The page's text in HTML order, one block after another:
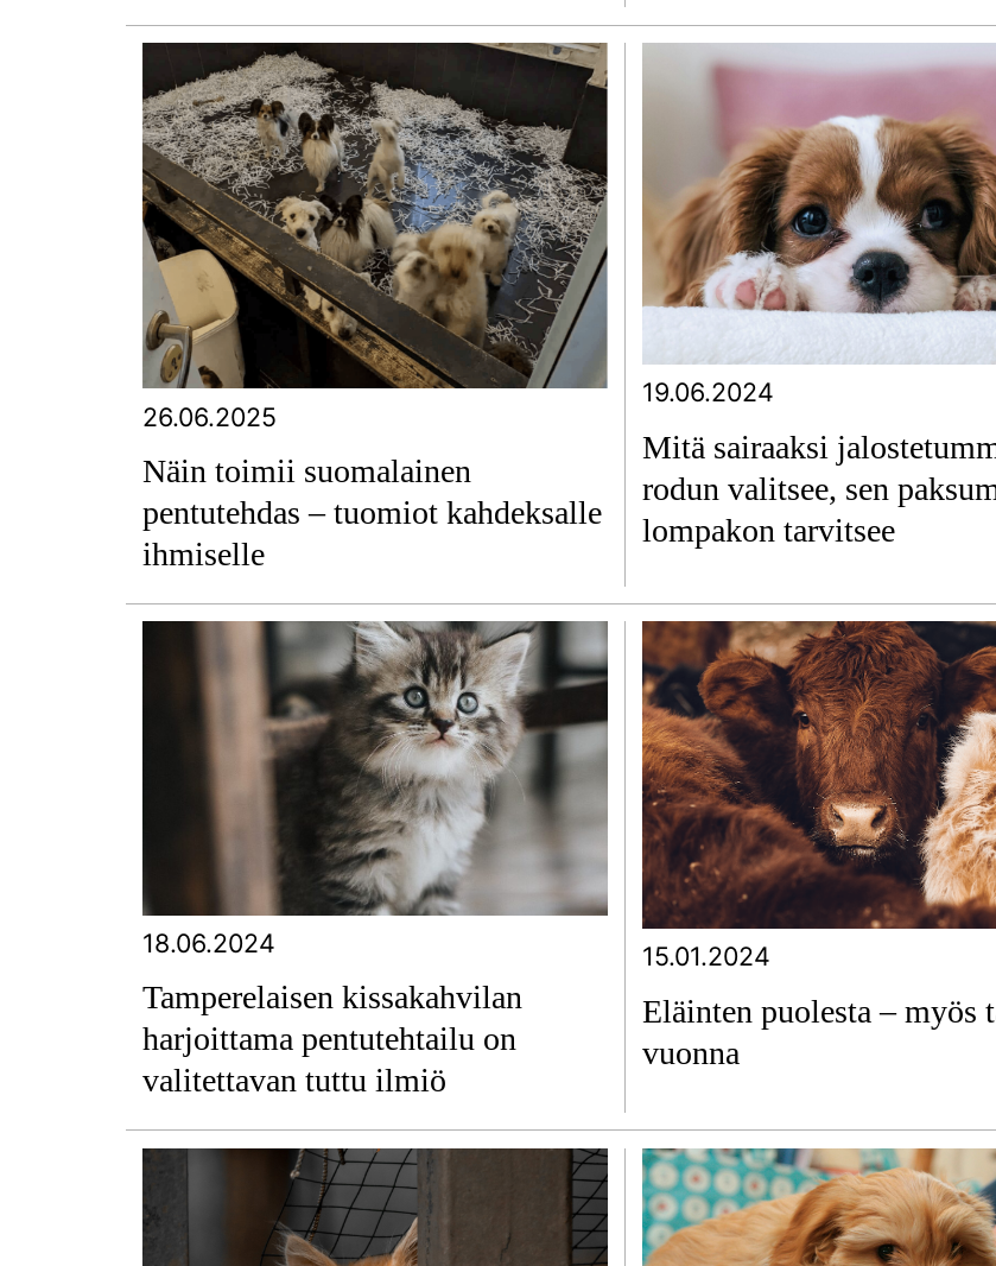
26.06.2025
Näin toimii suomalainen
pentutehdas – tuomiot kahdeksalle
ihmiselle
19.06.2024
Mitä sairaaksi
rodun valitsee, sen
lompakon tarvitsee
18.06.2024
Tamperelaisen kissakahvilan
harjoittama pentutehtailu on
valitettavan tuttu ilmiö
15.01.2024
Eläinten puolesta – myös
vuonna